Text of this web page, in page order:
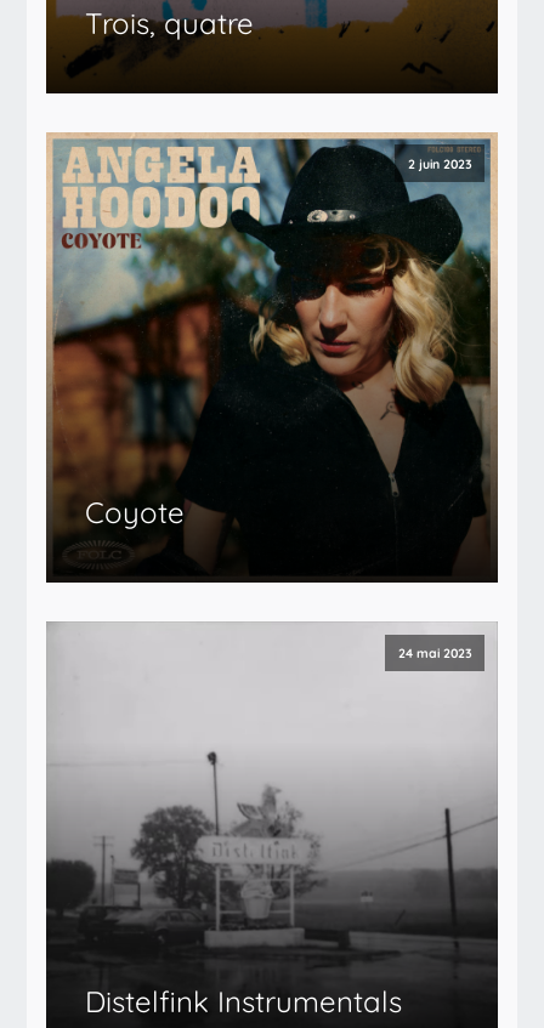
Trois, quatre
2 juin 2023
Coyote
24 mai 2023
Distelfink Instrumentals